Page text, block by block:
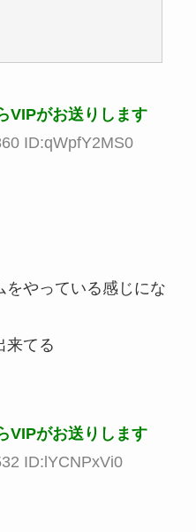
VIPがお送りします
ID:qWpfY2MS0
をやっている感じにな
来てる
VIPがお送りします
ID:lYCNPxVi0